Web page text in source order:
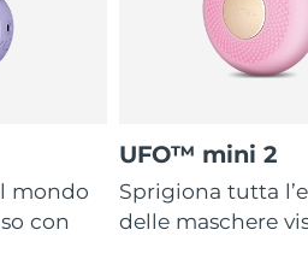
mondo
con
UFO™ mini 2
Sprigiona tutta
delle maschere